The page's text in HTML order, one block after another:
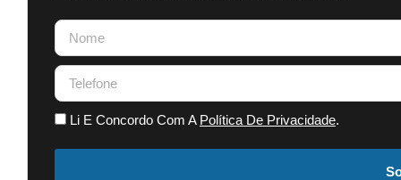
Li E Concordo Com A Política De Privacidade.